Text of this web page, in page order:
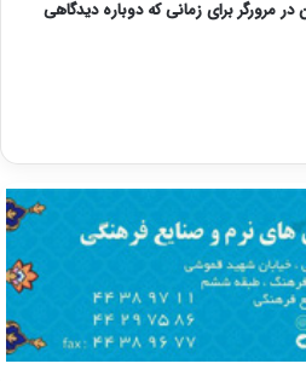
مرورگر برای زمانی که دوباره دیدگاهی